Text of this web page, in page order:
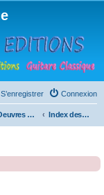
Connexion
S’enregistrer
Oeuvres à la loupe Index des œuvres étudiées